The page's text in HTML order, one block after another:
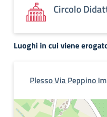
Circolo
Luoghi in cui viene
Plesso Via Peppino